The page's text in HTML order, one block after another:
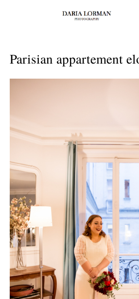
Parisian appartement